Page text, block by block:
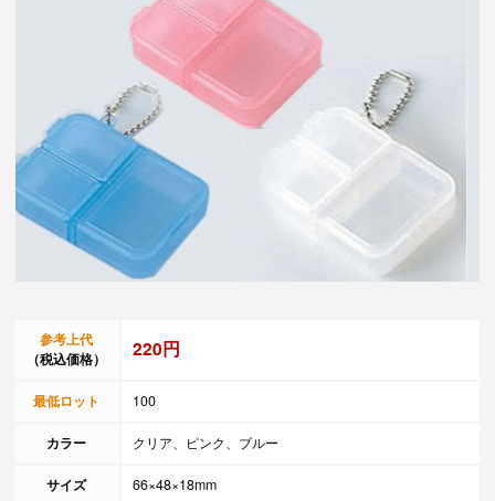
参考上代
（税込価格）
220円
最低ロット 100
カラー クリア、ピンク、ブルー
サイズ 66×48×18mm